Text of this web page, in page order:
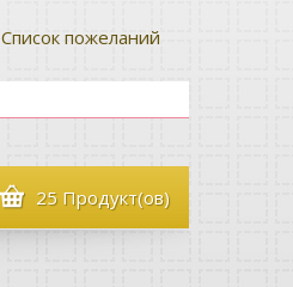
Список пожеланий
25 Продукт(ов)